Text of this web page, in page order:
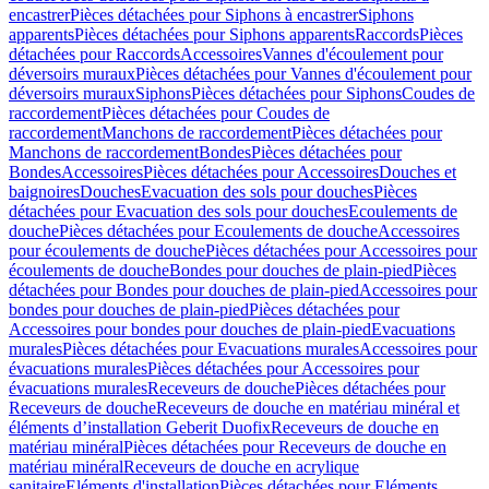
encastrerPièces détachées pour Siphons à encastrerSiphons
apparentsPièces détachées pour Siphons apparentsRaccordsPièces
détachées pour RaccordsAccessoiresVannes d'écoulement pour
déversoirs murauxPièces détachées pour Vannes d'écoulement pour
déversoirs murauxSiphonsPièces détachées pour SiphonsCoudes de
raccordementPièces détachées pour Coudes de
raccordementManchons de raccordementPièces détachées pour
Manchons de raccordementBondesPièces détachées pour
BondesAccessoiresPièces détachées pour AccessoiresDouches et
baignoiresDouchesEvacuation des sols pour douchesPièces
détachées pour Evacuation des sols pour douchesEcoulements de
douchePièces détachées pour Ecoulements de doucheAccessoires
pour écoulements de douchePièces détachées pour Accessoires pour
écoulements de doucheBondes pour douches de plain-piedPièces
détachées pour Bondes pour douches de plain-piedAccessoires pour
bondes pour douches de plain-piedPièces détachées pour
Accessoires pour bondes pour douches de plain-piedEvacuations
muralesPièces détachées pour Evacuations muralesAccessoires pour
évacuations muralesPièces détachées pour Accessoires pour
évacuations muralesReceveurs de douchePièces détachées pour
Receveurs de doucheReceveurs de douche en matériau minéral et
éléments d’installation Geberit DuofixReceveurs de douche en
matériau minéralPièces détachées pour Receveurs de douche en
matériau minéralReceveurs de douche en acrylique